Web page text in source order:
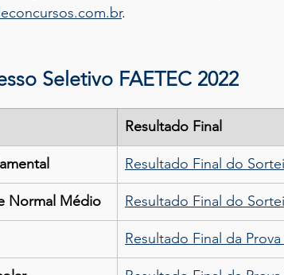
.
Seletivo FAETEC 2022
Resultado Final
Resultado Final do
Normal Médio Resultado Final do
Resultado Final da